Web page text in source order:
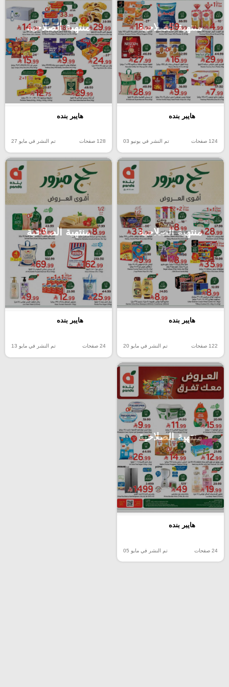
منتهية الصلاحية
هايبر بنده
124 صفحات تم النشر في يونيو 03
منتهية الصلاحية
هايبر بنده
128 صفحات تم النشر في مايو 27
منتهية الصلاحية
هايبر بنده
122 صفحات تم النشر في مايو 20
منتهية الصلاحية
هايبر بنده
24 صفحات تم النشر في مايو 13
منتهية الصلاحية
هايبر بنده
24 صفحات تم النشر في مايو 05